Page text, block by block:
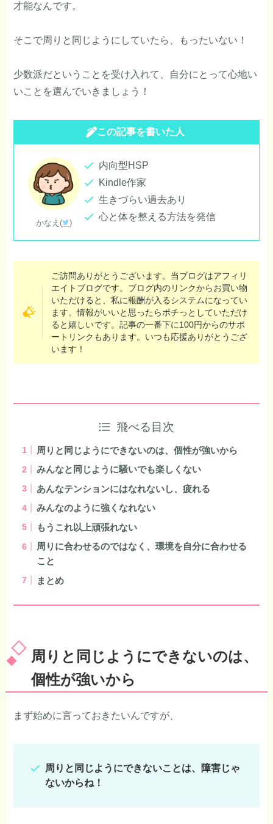
才能なんです。
そこで周りと同じようにしていたら、もったいない！
少数派だということを受け入れて、自分にとって心地い
いことを選んでいきましょう！
この記事を書いた人
かなえ( )
内向型HSP
Kindle作家
生きづらい過去あり
心と体を整える方法を発信
ご訪問ありがとうございます。当ブログはアフィリ
エイトブログです。ブログ内のリンクからお買い物
いただけると、私に報酬が入るシステムになってい
ます。情報がいいと思ったらポチっとしていただけ
ると嬉しいです。記事の一番下に100円からのサポ
ートリンクもあります。いつも応援ありがとうござ
います！
飛べる目次
周りと同じようにできないのは、個性が強いから
みんなと同じように騒いでも楽しくない
あんなテンションにはなれないし、疲れる
みんなのように強くなれない
もうこれ以上頑張れない
周りに合わせるのではなく、環境を自分に合わせる
こと
まとめ
周りと同じようにできないのは、
個性が強いから
まず始めに言っておきたいんですが、
周りと同じようにできないことは、障害じゃ
ないからね！